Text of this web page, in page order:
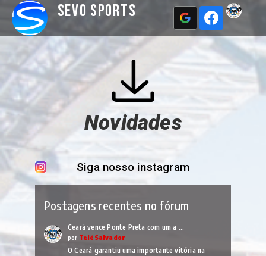
Sevo Sports
Novidades
Siga nosso instagram
Postagens recentes no fórum
Ceará vence Ponte Preta com um a …
por TelêSalvador
O Ceará garantiu uma importante vitória na